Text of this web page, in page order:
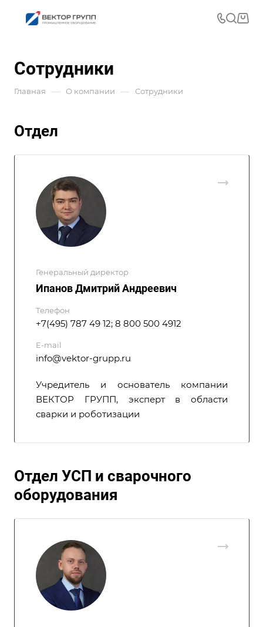
Сотрудники
Главная — О компании — Сотрудники
Отдел
Генеральный директор
Ипанов Дмитрий Андреевич
Телефон
+7(495) 787 49 12; 8 800 500 4912
E-mail
info@vektor-grupp.ru
Учредитель и основатель компании
ВЕКТОР ГРУПП, эксперт в области
сварки и роботизации
Отдел УСП и сварочного
оборудования